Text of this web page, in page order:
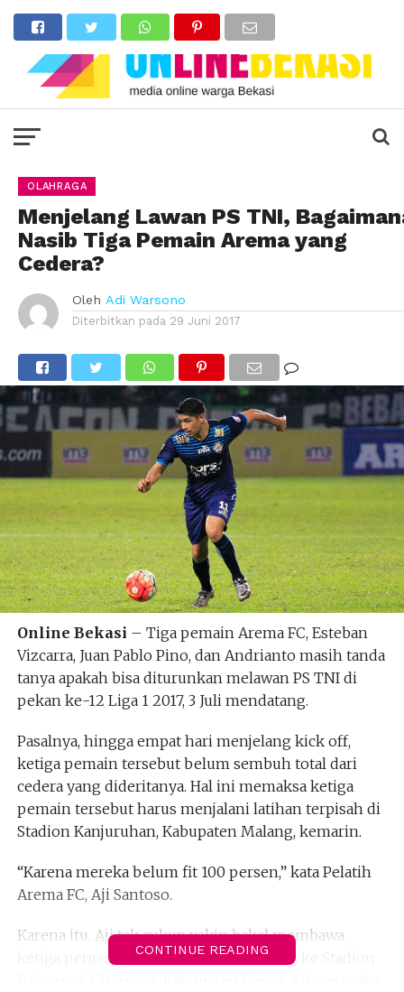
OLAHRAGA
Menjelang Lawan PS TNI,
Nasib Tiga Pemain Arema yang
Cedera?
Oleh Adi Warsono
Diterbitkan pada 29 Juni 2017
Online Bekasi – Tiga pemain Arema FC, Esteban
Vizcarra, Juan Pablo Pino, dan Andrianto masih tanda
tanya apakah bisa diturunkan melawan PS TNI di
pekan ke-12 Liga 1 2017, 3 Juli mendatang.
Pasalnya, hingga empat hari menjelang kick off,
ketiga pemain tersebut belum sembuh total dari
cedera yang dideritanya. Hal ini memaksa ketiga
pemain tersebut harus menjalani latihan terpisah di
Stadion Kanjuruhan, Kabupaten Malang, kemarin.
“Karena mereka belum fit 100 persen,” kata Pelatih
Arema FC, Aji Santoso.
Karena itu, Aji tak cukup yakin bakal membawa
ketiga pemain tersebut untuk diboyong ke Stadion
CONTINUE READING